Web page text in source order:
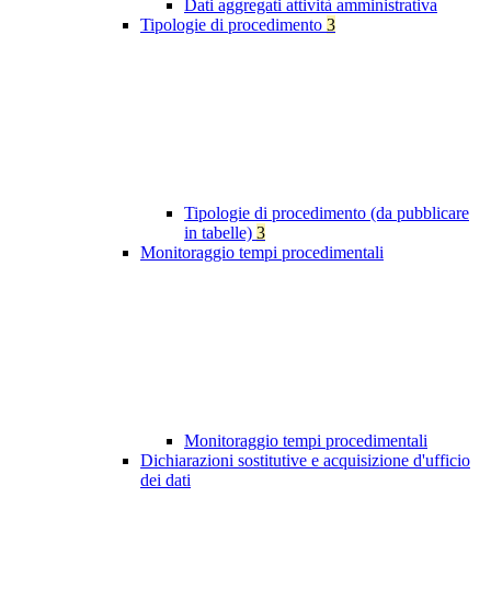
Dati aggregati attività amministrativa
Tipologie di procedimento 3
Tipologie di procedimento (da pubblicare
in tabelle) 3
Monitoraggio tempi procedimentali
Monitoraggio tempi procedimentali
Dichiarazioni sostitutive e acquisizione d'ufficio
dei dati